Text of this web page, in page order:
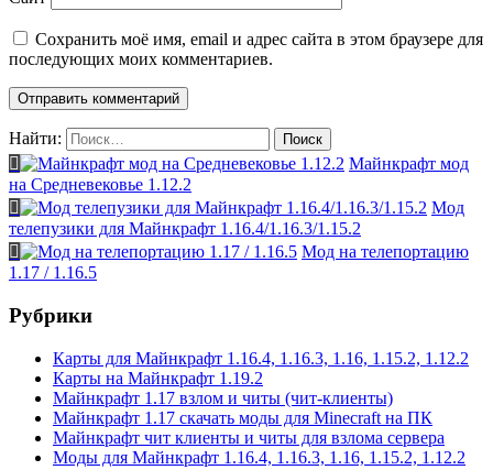
Сохранить моё имя, email и адрес сайта в этом браузере для
последующих моих комментариев.
Найти:
Майнкрафт мод
на Средневековье 1.12.2
Мод
телепузики для Майнкрафт 1.16.4/1.16.3/1.15.2
Мод на телепортацию
1.17 / 1.16.5
Рубрики
Карты для Майнкрафт 1.16.4, 1.16.3, 1.16, 1.15.2, 1.12.2
Карты на Майнкрафт 1.19.2
Майнкрафт 1.17 взлом и читы (чит-клиенты)
Майнкрафт 1.17 скачать моды для Minecraft на ПК
Майнкрафт чит клиенты и читы для взлома сервера
Моды для Майнкрафт 1.16.4, 1.16.3, 1.16, 1.15.2, 1.12.2